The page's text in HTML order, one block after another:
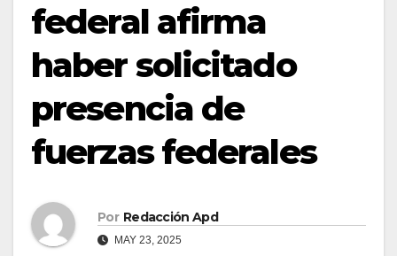
federal afirma
haber solicitado
presencia de
fuerzas federales
Por Redacción Apd
MAY 23, 2025